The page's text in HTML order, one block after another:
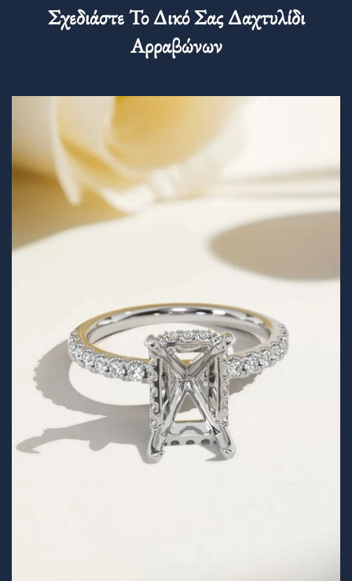
Σχεδιάστε Το Δικό Σας Δαχτυλίδι
Αρραβώνων